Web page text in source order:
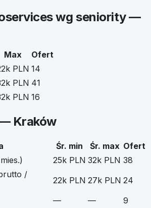
wg seniority —
Max
Ofert
PLN 14
PLN 41
PLN 16
— Kraków
Śr. min Śr. max Ofert
25k PLN 32k PLN 38
/
22k PLN 27k PLN 24
— — 9